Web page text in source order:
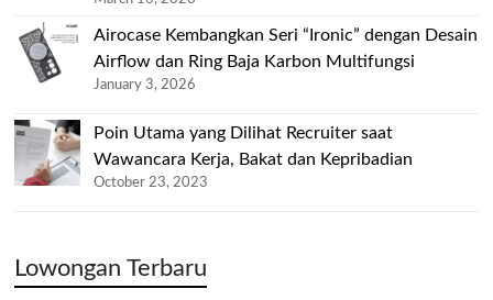
Airocase Kembangkan Seri “Ironic” dengan Desain
Airflow dan Ring Baja Karbon Multifungsi
January 3, 2026
Poin Utama yang Dilihat Recruiter saat
Wawancara Kerja, Bakat dan Kepribadian
October 23, 2023
Lowongan Terbaru